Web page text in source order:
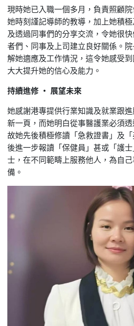
現時她已入職一個多月，負責照顧
她時刻謹記導師的教導，加上她積
及透過同事們的分享交流，令她很
者們、同事及上司建立良好關係。
解她適應及工作情況，這令她感受
大大提升她的信心及能力。
持續進修 ‧ 展望未來
她感謝港專提供行業知識及就業跟
新一頁，而她明白從事醫護業必須
故她先後積極修讀「急救證書」及
後進一步報讀「保健員」甚或「護
士，在不同範疇上服務他人，為自
備。